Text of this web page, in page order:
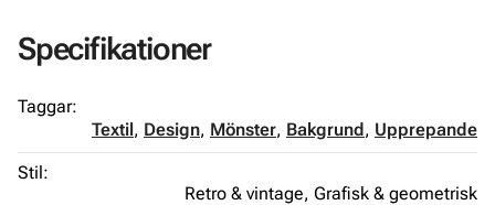
Specifikationer
Taggar:
Textil, Design, Mönster, Bakgrund, Upprepande
Stil:
Retro & vintage, Grafisk & geometrisk